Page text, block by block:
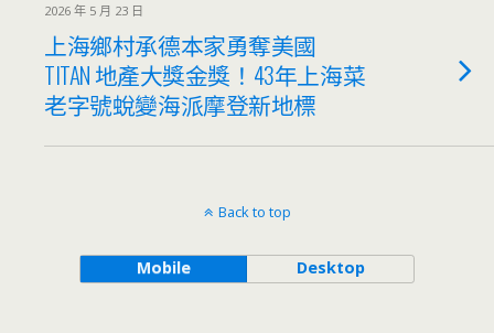
2026 年 5 月 23 日
上海鄉村承德本家勇奪美國
TITAN 地產大獎金獎！43年上海菜
老字號蛻變海派摩登新地標
Back to top
Mobile Desktop